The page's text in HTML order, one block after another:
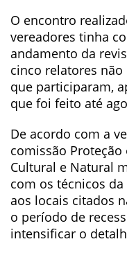
O encontro
vereadores tinha
andamento da
cinco relatores não
que participaram,
que foi feito até
De acordo com a
comissão
Cultural e Natural
com os técnicos
aos locais citados
o período de
intensificar o